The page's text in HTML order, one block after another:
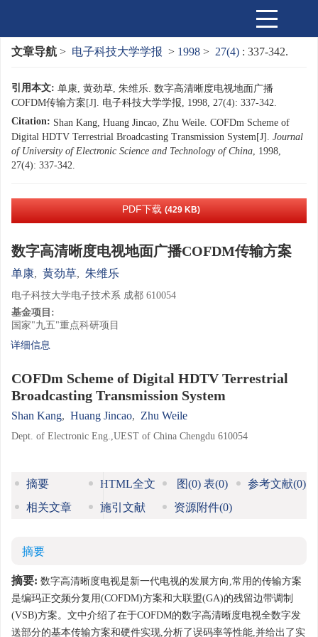
文章导航 > 电子科技大学学报 > 1998 > 27(4) : 337-342.
引用本文: 单康, 黄劲草, 朱维乐. 数字高清晰度电视地面广播
COFDM传输方案[J]. 电子科技大学学报, 1998, 27(4): 337-342.
Citation: Shan Kang, Huang Jincao, Zhu Weile. COFDm Scheme of
Digital HDTV Terrestrial Broadcasting Transmission System[J]. Journal
of University of Electronic Science and Technology of China, 1998,
27(4): 337-342.
PDF下载 (429 KB)
数字高清晰度电视地面广播COFDM传输方案
单康, 黄劲草, 朱维乐
电子科技大学电子技术系 成都 610054
基金项目:
国家"九五"重点科研项目
详细信息
COFDm Scheme of Digital HDTV Terrestrial
Broadcasting Transmission System
Shan Kang, Huang Jincao, Zhu Weile
Dept. of Electronic Eng.,UEST of China Chengdu 610054
摘要 HTML全文 图(0) 表(0) 参考文献(0)
相关文章
施引文献 资源附件(0)
摘要
摘要: 数字高清晰度电视是新一代电视的发展方向,常用的传输方案
是编玛正交频分复用(COFDM)方案和大联盟(GA)的残留边带调制
(VSB)方案。文中介绍了在于COFDM的数字高清晰度电视全数字发
送部分的基本传输方案和硬件实现,分析了误码率等性能,并给出了实